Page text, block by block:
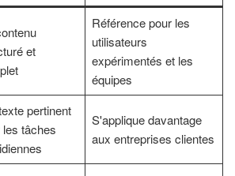
et
Référence pour les
utilisateurs
expérimentés et les
équipes
pertinent
les tâches
S'applique davantage
aux entreprises clientes